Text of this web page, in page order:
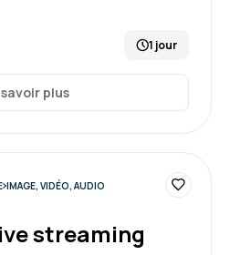
pro, mais pas que,
1 jour
savoir plus
IMAGE, VIDÉO, AUDIO
streaming